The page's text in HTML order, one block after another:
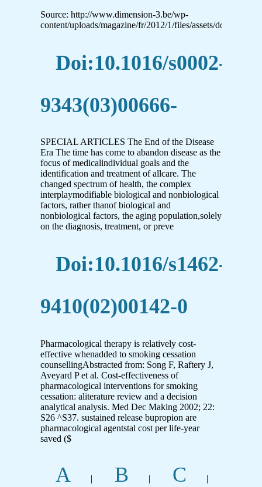
Source: http://www.dimension-3.be/wp-
content/uploads/magazine/fr/2012/1/files/assets/downloads/
Doi:10.1016/s0002-
9343(03)00666-
SPECIAL ARTICLES The End of the Disease
Era The time has come to abandon disease as the
focus of medicalindividual goals and the
identification and treatment of allcare. The
changed spectrum of health, the complex
interplaymodifiable biological and nonbiological
factors, rather thanof biological and
nonbiological factors, the aging population,solely
on the diagnosis, treatment, or preve
Doi:10.1016/s1462-
9410(02)00142-0
Pharmacological therapy is relatively cost-
effective whenadded to smoking cessation
counsellingAbstracted from: Song F, Raftery J,
Aveyard P et al. Cost-effectiveness of
pharmacological interventions for smoking
cessation: aliterature review and a decision
analytical analysis. Med Dec Making 2002; 22:
S26 ^S37. sustained release bupropion are
pharmacological agentstal cost per life-year
saved ($
A | B | C |